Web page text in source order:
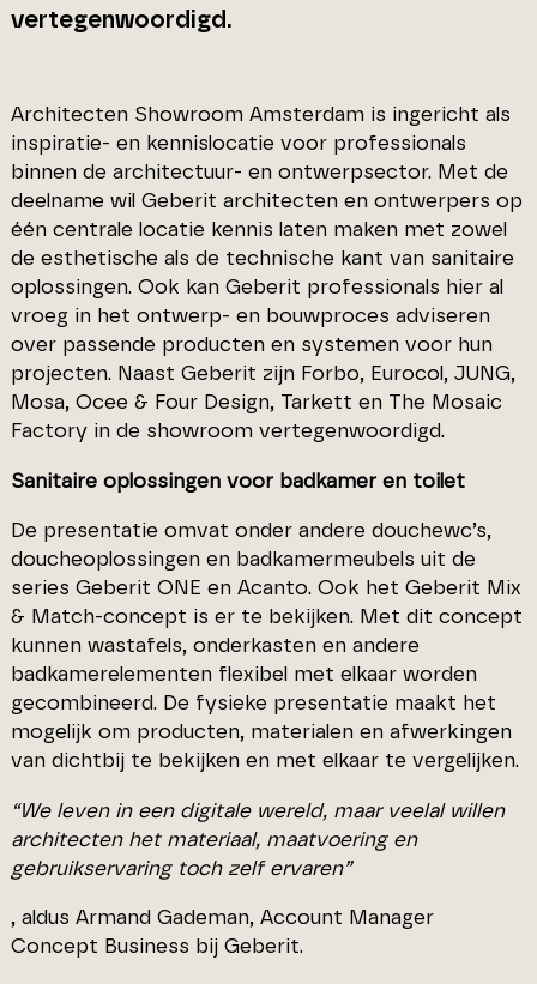
vertegenwoordigd.
Architecten Showroom Amsterdam is ingericht als
inspiratie- en kennislocatie voor professionals
binnen de architectuur- en ontwerpsector. Met de
deelname wil Geberit architecten en ontwerpers op
één centrale locatie kennis laten maken met zowel
de esthetische als de technische kant van sanitaire
oplossingen. Ook kan Geberit professionals hier al
vroeg in het ontwerp- en bouwproces adviseren
over passende producten en systemen voor hun
projecten. Naast Geberit zijn Forbo, Eurocol, JUNG,
Mosa, Ocee & Four Design, Tarkett en The Mosaic
Factory in de showroom vertegenwoordigd.
Sanitaire oplossingen voor badkamer en toilet
De presentatie omvat onder andere douchewc’s,
doucheoplossingen en badkamermeubels uit de
series Geberit ONE en Acanto. Ook het Geberit Mix
& Match-concept is er te bekijken. Met dit concept
kunnen wastafels, onderkasten en andere
badkamerelementen flexibel met elkaar worden
gecombineerd. De fysieke presentatie maakt het
mogelijk om producten, materialen en afwerkingen
van dichtbij te bekijken en met elkaar te vergelijken.
“We leven in een digitale wereld, maar veelal willen
architecten het materiaal, maatvoering en
gebruikservaring toch zelf ervaren”
, aldus Armand Gademan, Account Manager
Concept Business bij Geberit.